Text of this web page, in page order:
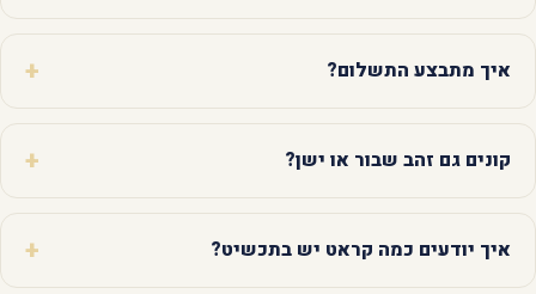
איך מתבצע התשלום?
קונים גם זהב שבור או ישן?
איך יודעים כמה קראט יש בתכשיט?